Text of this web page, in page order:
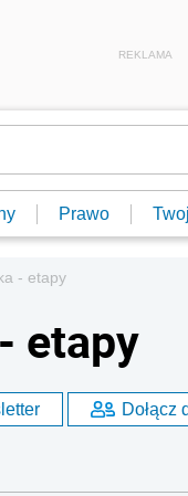
REKLAMA
Prawo
- etapy
etapy
Dołącz